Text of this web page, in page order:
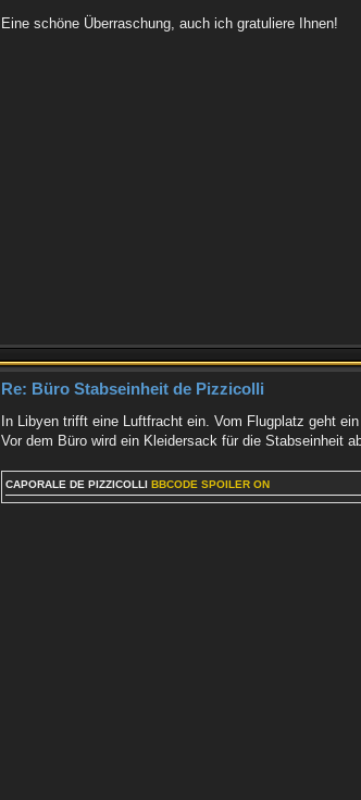
Eine schöne Überraschung, auch ich gratuliere Ihnen!
Re: Büro Stabseinheit de Pizzicolli
In Libyen trifft eine Luftfracht ein. Vom Flugplatz geht
Vor dem Büro wird ein Kleidersack für die Stabseinheit
CAPORALE DE PIZZICOLLI BBCODE SPOILER ON